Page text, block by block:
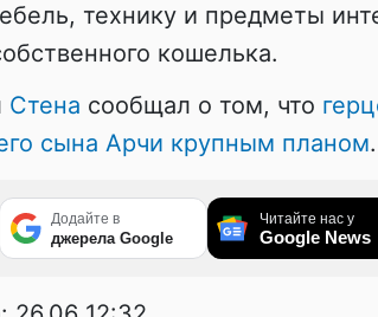
технику и предметы
кошелька.
Стена сообщал о том, что
сына Арчи крупным планом.
Додайте в
джерела Google
Читайте нас у
Google News